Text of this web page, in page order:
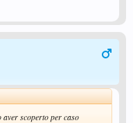
scoperto per caso